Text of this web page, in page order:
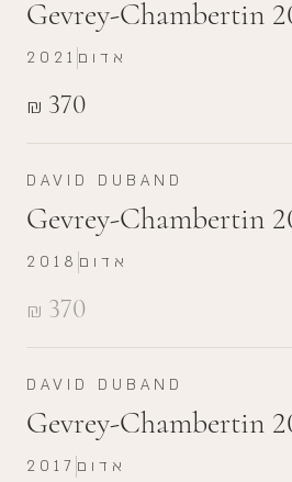
Gevrey-Chambertin
₪ 370
2021 אדום
DAVID DUBAND
Gevrey-Chambertin
₪ 370
2018 אדום
DAVID DUBAND
Gevrey-Chambertin
2017 אדום